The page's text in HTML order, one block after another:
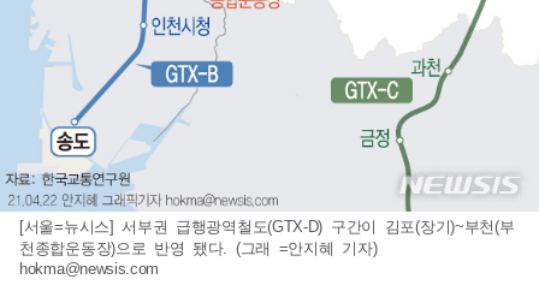
[서울=뉴시스] 서부권 급행광역철도(GTX-D) 구간이 김포(장기)~부천(부
천종합운동장)으로 반영 됐다. (그래 =안지혜 기자)
hokma@newsis.com